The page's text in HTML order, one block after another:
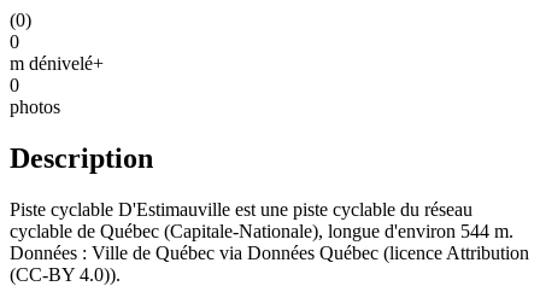
(0)
0
m dénivelé+
0
photos
Description
Piste cyclable D'Estimauville est une piste cyclable du réseau
cyclable de Québec (Capitale-Nationale), longue d'environ 544 m.
Données : Ville de Québec via Données Québec (licence Attribution
(CC-BY 4.0)).